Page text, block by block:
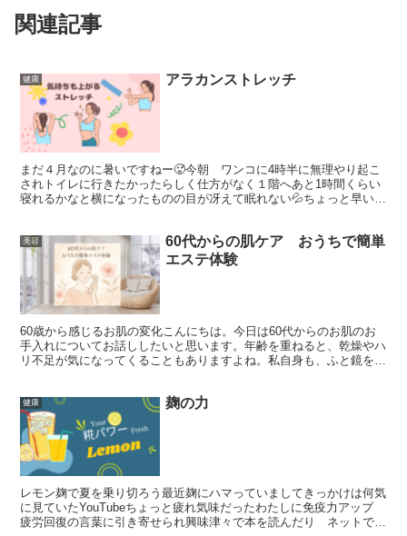
関連記事
健康 アラカンストレッチ
まだ４月なのに暑いですねー🥵今朝 ワンコに4時半に無理やり起こ
されトイレに行きたかったらしく仕方がなく１階へあと1時間くらい
寝れるかなと横になったものの目が冴えて眠れない💦ちょっと早いけ
美容
60代からの肌ケア おうちで簡単
エステ体験
60歳から感じるお肌の変化こんにちは。今日は60代からのお肌のお
手入れについてお話ししたいと思います。年齢を重ねると、乾燥やハ
リ不足が気になってくることもありますよね。私自身も、ふと鏡を見
健康 麹の力
レモン麹で夏を乗り切ろう最近麹にハマっていましてきっかけは何気
に見ていたYouTubeちょっと疲れ気味だったわたしに免疫力アップ
疲労回復の言葉に引き寄せられ興味津々で本を読んだり ネットで調